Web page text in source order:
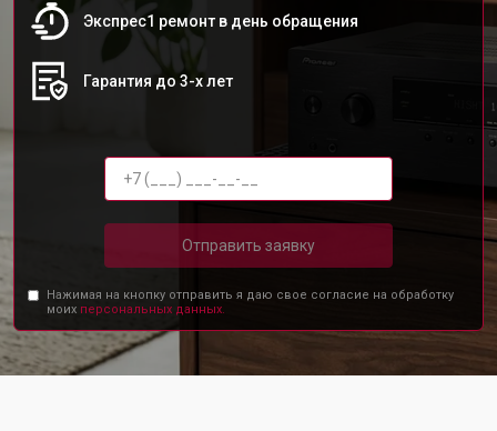
Экспрес1 ремонт в день обращения
Гарантия до 3-х лет
Отправить заявку
Нажимая на кнопку отправить я даю свое согласие на обработку
моих персональных данных.